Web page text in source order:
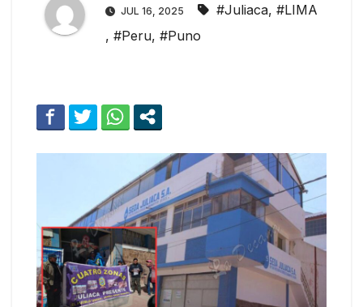
JUL 16, 2025 #Juliaca, #LIMA
, #Peru, #Puno